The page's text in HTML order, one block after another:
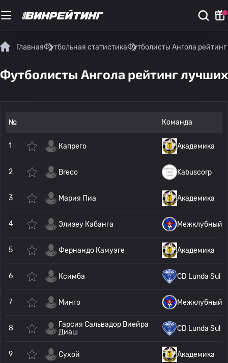
ГлавнаяФутбольная статистикаФутболисты Ангола
Футболисты Ангола рейтинг лучших
№ Команда
1 Капрего Академика
2 Breco Kabuscorp
3 Мария Пиа Академика
4 Элизеу Кабанга Межклубный
5 Фернандо Камуэге Академика
6 Ксимба CD Lunda Sul
7 Минго Межклубный
8
Гарсия Сальвадор Виейра
Диаш
CD Lunda Sul
9 Сухой Академика